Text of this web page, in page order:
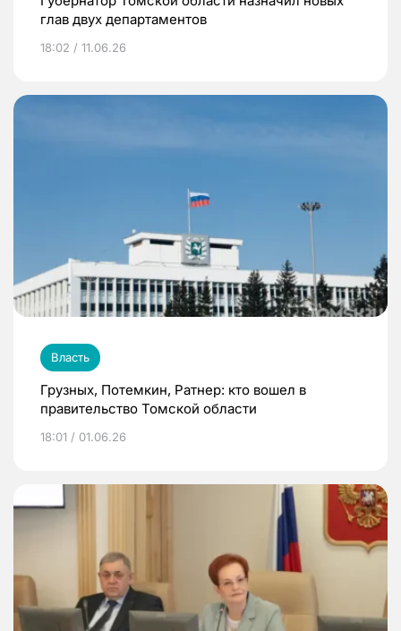
глав двух департаментов
18:02 / 11.06.26
Власть
Грузных, Потемкин, Ратнер: кто вошел в
правительство Томской области
18:01 / 01.06.26